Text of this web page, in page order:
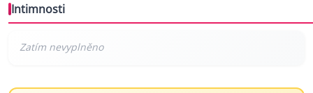
Intimnosti